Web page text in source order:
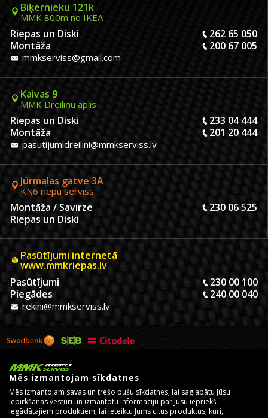
Biķernieku 121k
MMK 800m no IKEA
Riepas un Diski
262 65 050
Montāža
200 67 005
mmkserviss@gmail.com
Kaivas 9
MMK Dreiliņu aplis
Riepas un Diski
233 04 444
Montāža
201 20 444
pasutijumidreilini@mmkserviss.lv
Jūrmalas gatve 3A
KN6 riepu serviss
Montāža / Savirze
230 06 525
Riepas un Diski
Pasūtījumi internetā
www.mmkriepas.lv
Pasūtījumi
230 00 100
Piegādes
240 00 040
rekini@mmkserviss.lv
Mēs izmantojam sīkdatnes
Mēs izmantojam savas un trešo pušu sīkdatnes, lai saglabātu Jūsu
iepirkšanās vēsturi un izmantotu informāciju par Jūsu iepriekš
iegādātajiem produktiem, lai ieteiktu Jums citus produktus, kuri,